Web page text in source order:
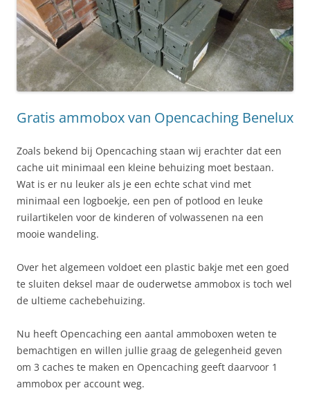
Gratis ammobox van Opencaching Benelux
Zoals bekend bij Opencaching staan wij erachter dat een
cache uit minimaal een kleine behuizing moet bestaan.
Wat is er nu leuker als je een echte schat vind met
minimaal een logboekje, een pen of potlood en leuke
ruilartikelen voor de kinderen of volwassenen na een
mooie wandeling.
Over het algemeen voldoet een plastic bakje met een goed
te sluiten deksel maar de ouderwetse ammobox is toch wel
de ultieme cachebehuizing.
Nu heeft Opencaching een aantal ammoboxen weten te
bemachtigen en willen jullie graag de gelegenheid geven
om 3 caches te maken en Opencaching geeft daarvoor 1
ammobox per account weg.